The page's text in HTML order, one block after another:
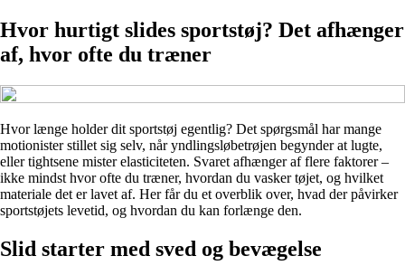
Hvor hurtigt slides sportstøj? Det afhænger
af, hvor ofte du træner
Hvor længe holder dit sportstøj egentlig? Det spørgsmål har mange
motionister stillet sig selv, når yndlingsløbetrøjen begynder at lugte,
eller tightsene mister elasticiteten. Svaret afhænger af flere faktorer –
ikke mindst hvor ofte du træner, hvordan du vasker tøjet, og hvilket
materiale det er lavet af. Her får du et overblik over, hvad der påvirker
sportstøjets levetid, og hvordan du kan forlænge den.
Slid starter med sved og bevægelse